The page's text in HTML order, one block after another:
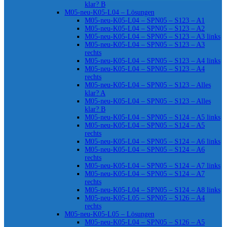
klar? B
M05-neu-K05-L04 – Lösungen
M05-neu-K05-L04 – SPN05 – S123 – A1
M05-neu-K05-L04 – SPN05 – S123 – A2
M05-neu-K05-L04 – SPN05 – S123 – A3 links
M05-neu-K05-L04 – SPN05 – S123 – A3
rechts
M05-neu-K05-L04 – SPN05 – S123 – A4 links
M05-neu-K05-L04 – SPN05 – S123 – A4
rechts
M05-neu-K05-L04 – SPN05 – S123 – Alles
klar? A
M05-neu-K05-L04 – SPN05 – S123 – Alles
klar? B
M05-neu-K05-L04 – SPN05 – S124 – A5 links
M05-neu-K05-L04 – SPN05 – S124 – A5
rechts
M05-neu-K05-L04 – SPN05 – S124 – A6 links
M05-neu-K05-L04 – SPN05 – S124 – A6
rechts
M05-neu-K05-L04 – SPN05 – S124 – A7 links
M05-neu-K05-L04 – SPN05 – S124 – A7
rechts
M05-neu-K05-L04 – SPN05 – S124 – A8 links
M05-neu-K05-L05 – SPN05 – S126 – A4
rechts
M05-neu-K05-L05 – Lösungen
M05-neu-K05-L04 – SPN05 – S126 – A5